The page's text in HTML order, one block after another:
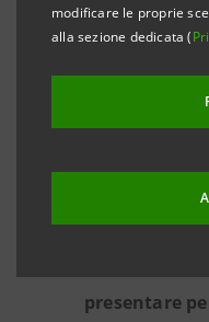
modificare le proprie
alla sezione dedicata (
Tiepolo, con
autografe
milanesi;
presentare